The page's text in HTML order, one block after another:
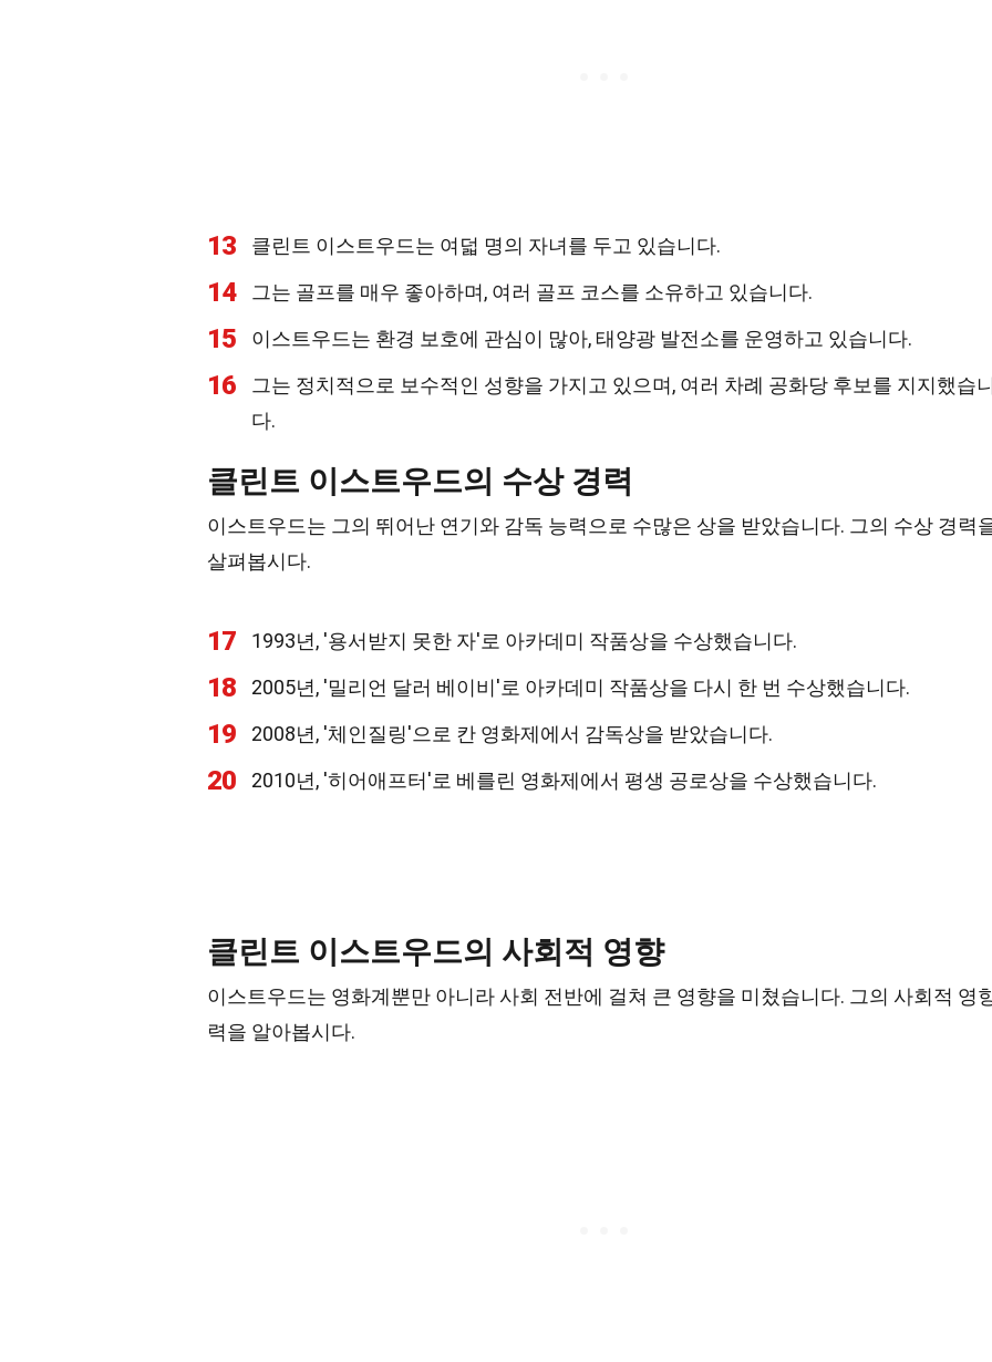
13 클린트 이스트우드는 여덟 명의 자녀를 두고 있습니다.
14 그는 골프를 매우 좋아하며, 여러 골프 코스를 소유하고 있습니다.
15 이스트우드는 환경 보호에 관심이 많아, 태양광 발전소를 운영하고 있습니다.
16
그는 정치적으로 보수적인 성향을 가지고 있으며, 여러 차례 공화당 후보를 지지했습
다.
클린트 이스트우드의 수상 경력
이스트우드는 그의 뛰어난 연기와 감독 능력으로 수많은 상을 받았습니다. 그의 수상 경력
살펴봅시다.
17 1993년, '용서받지 못한 자'로 아카데미 작품상을 수상했습니다.
18 2005년, '밀리언 달러 베이비'로 아카데미 작품상을 다시 한 번 수상했습니다.
19 2008년, '체인질링'으로 칸 영화제에서 감독상을 받았습니다.
20 2010년, '히어애프터'로 베를린 영화제에서 평생 공로상을 수상했습니다.
클린트 이스트우드의 사회적 영향
이스트우드는 영화계뿐만 아니라 사회 전반에 걸쳐 큰 영향을 미쳤습니다. 그의 사회적 영
력을 알아봅시다.